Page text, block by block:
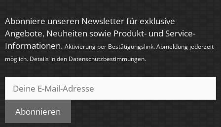
Schwarz
Farbkonsistenz
< 6 SDCM
Energieeffizienzklasse
F
Marke / Hersteller
Abonniere unseren Newsletter für exklusive
Angebote, Neuheiten sowie Produkt- und Service-
Informationen. Aktivierung per Bestätigungslink. Abmeldung jederzeit
möglich. Details in den Datenschutzbestimmungen.
Abonnieren